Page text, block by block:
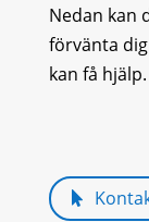
Nedan kan
förvänta
kan få hjälp.